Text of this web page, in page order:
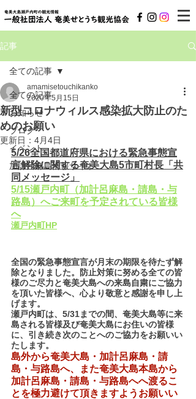
記事
全ての記事
お知らせ
ブログ
イベント
加計呂麻島情報サイト
全ての記事
新型コロナウィルス感染拡大防止のた
めのお願い
amamisetouchikanko
2020年5月15日
更新日： 4月4日
5/26全国都道府県における緊急事態宣
言解除に関する奄美大島5市町村長「共
同メッセージ」
5/15瀬戸内町（加計呂麻島・請島・与
路島）へご来町を予定されている皆様
へ
瀬戸内町HP
全国の緊急事態宣言が月末の期限を待たず解
除となりました。防止対策に努める全ての皆
様のご尽力と奄美大島への来島自粛にご協力
を頂いた皆様へ、心より敬意と感謝を申し上
げます。
瀬戸内町は、5/31までの間、奄美大島等に来
島される皆様及び奄美大島にお住いの皆様
に、引き続き次のことへのご協力をお願いい
たします。
島外から奄美大島・加計呂麻島・請
島・与路島へ、また奄美大島本島から
加計呂麻島・請島・与路島へへ渡るこ
とを極力避けて頂きますようお願いい